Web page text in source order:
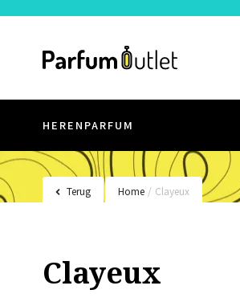
HERENPARFUM
Terug Home / Clayeux
Clayeux